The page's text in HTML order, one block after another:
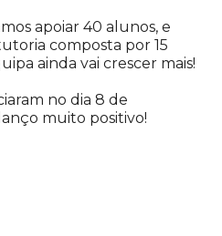
apoiar 40 alunos, e
composta por 15
ainda vai crescer mais!
no dia 8 de
muito positivo!